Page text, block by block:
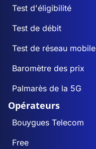
Test d'éligibilité
Test de débit
Test de réseau mobile
Baromètre des prix
Palmarès de la 5G
Opérateurs
Bouygues Telecom
Free